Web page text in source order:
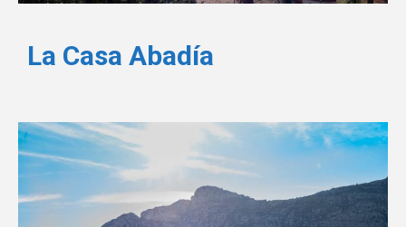
La Casa Abadía